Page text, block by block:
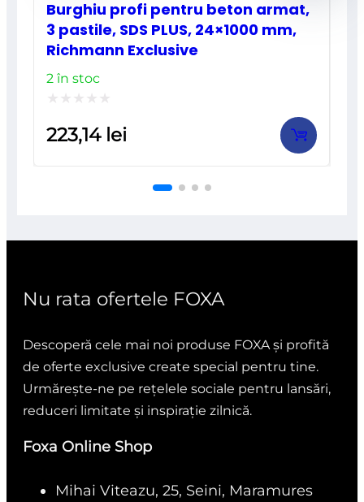
Burghiu profi pentru beton armat,
3 pastile, SDS PLUS, 24×1000 mm,
Richmann Exclusive
2 în stoc
la
223,14 lei
Nu rata ofertele FOXA
Descoperă cele mai noi produse FOXA și profită
de oferte exclusive create special pentru tine.
Urmărește-ne pe rețelele sociale pentru lansări,
reduceri limitate și inspirație zilnică.
Foxa Online Shop
Mihai Viteazu, 25, Seini, Maramures